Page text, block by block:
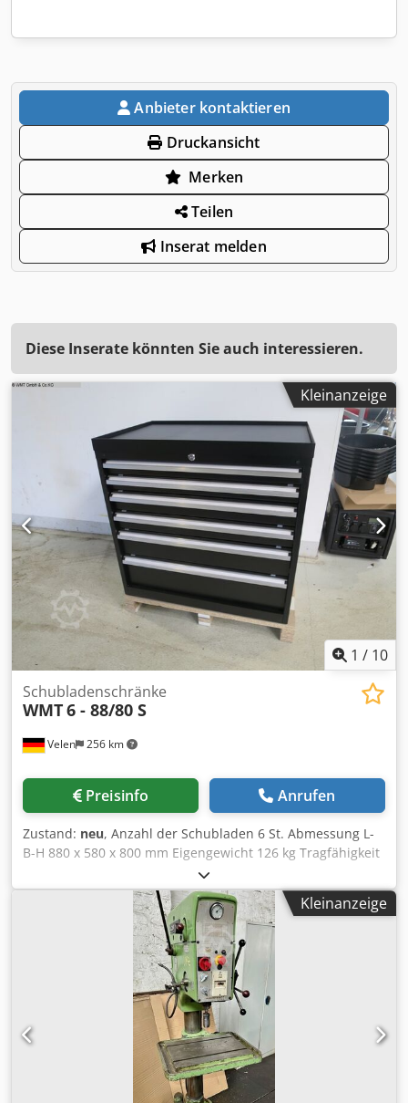
Anbieter kontaktieren
Druckansicht
Merken
Teilen
Inserat melden
Diese Inserate könnten Sie auch interessieren.
Kleinanzeige
1 / 10
Velen 256 km
Schubladenschränke
WMT6 - 88/80 S
Preisinfo Anrufen
Zustand: neu, Anzahl der Schubladen 6 St. Abmessung L-
B-H 880 x 580 x 800 mm Eigengewicht 126 kg Tragfähigkeit
100Kg je Lade Stabiler Werkzeugschrank mit 6 Schubladen,
abschließbar. 2 x 75, 2 x 100, 1 x 150 und 1 x 200mm
Nutzmaße innen : 770x450 mm. Maximale Belastung je
Schublade 100Kg !!! Einrichtung: Dwodpfsupxrbex Ab Dsa
32x Boxen 75 x75 mm. 16x Boxen 75 x 150 mm. 8x Boxen
150 x 150 mm. 12x Trennbleche lang 32x Trennbleche kurz
Kleinanzeige